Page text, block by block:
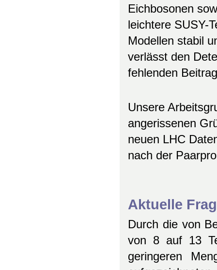
Eichbosonen
leichtere SUSY-
Modellen stabil
verlässt den
fehlenden
Unsere
angerissenen
neuen LHC
nach der
Aktuelle
Durch die von
von 8 auf 13
geringeren